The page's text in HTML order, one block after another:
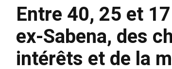
Entre 40, 25 et
ex-Sabena, des
intérêts et de la